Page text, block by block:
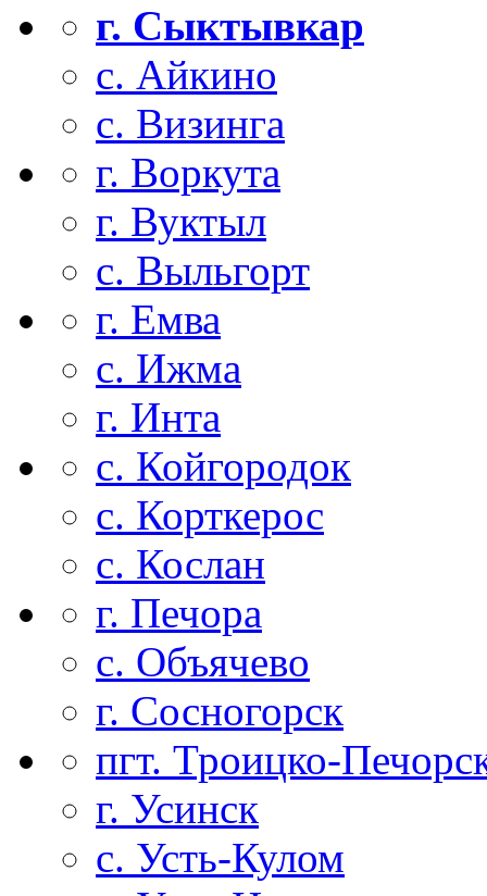
г. Сыктывкар
с. Айкино
с. Визинга
г. Воркута
г. Вуктыл
с. Выльгорт
г. Емва
с. Ижма
г. Инта
с. Койгородок
с. Корткерос
с. Кослан
г. Печора
с. Объячево
г. Сосногорск
пгт. Троицко-
г. Усинск
с. Усть-Кулом